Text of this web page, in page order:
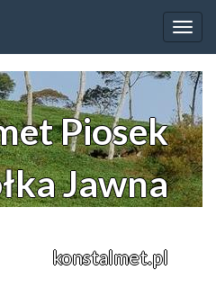
miejska
Piosek
Jawna
konstalmet.pl